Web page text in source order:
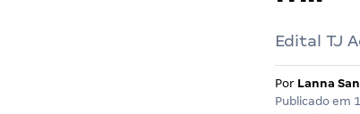
Edital TJ
Por Lanna
Publicado em